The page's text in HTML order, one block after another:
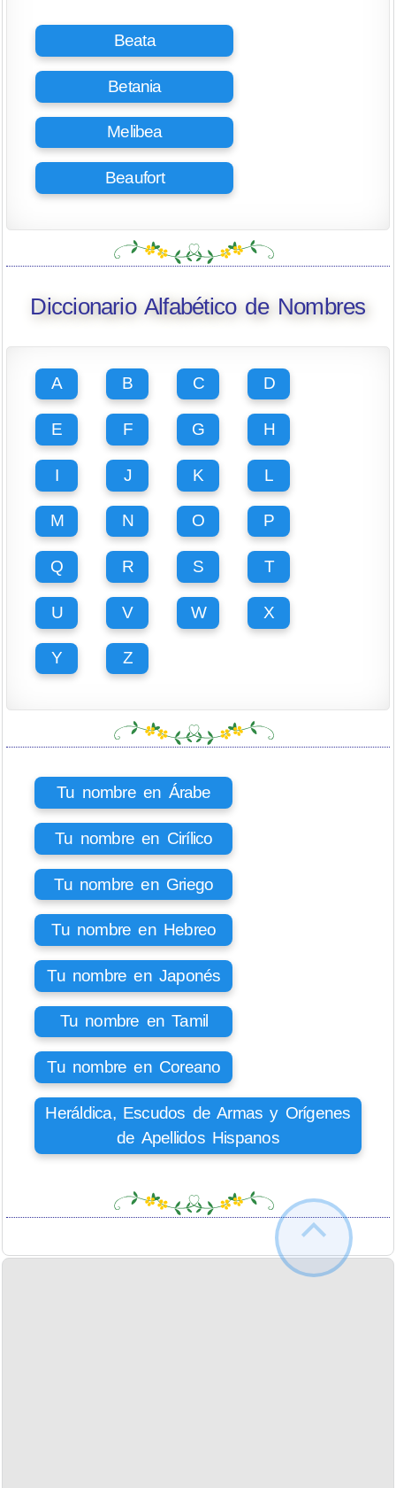
Beata
Betania
Melibea
Beaufort
Diccionario Alfabético de Nombres
A B C D
E F G H
I J K L
M N O P
Q R S T
U V W X
Y Z
Tu nombre en Árabe
Tu nombre en Cirílico
Tu nombre en Griego
Tu nombre en Hebreo
Tu nombre en Japonés
Tu nombre en Tamil
Tu nombre en Coreano
Heráldica, Escudos de Armas y Orígenes
de Apellidos Hispanos